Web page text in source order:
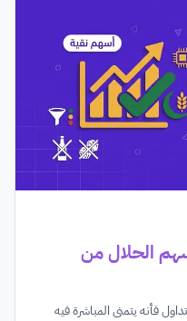
الحلال من
فأنه يتمنى المباشرة فيه